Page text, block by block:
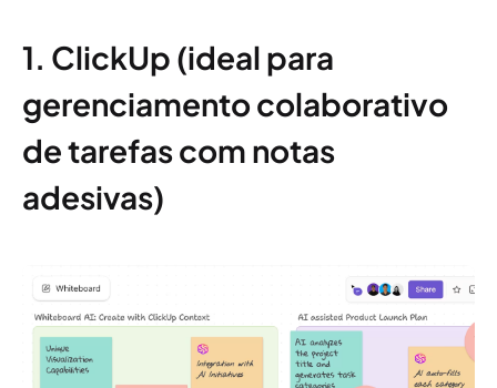
1. ClickUp (ideal para
gerenciamento colaborativo
de tarefas com notas
adesivas)